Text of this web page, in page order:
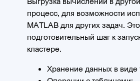
процесс, для возможности
MATLAB для других задач.
подготовительный шаг к
кластере.
Хранение данных в виде